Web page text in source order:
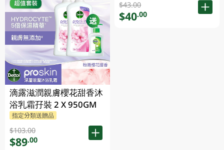
滴露滋潤親膚櫻花甜香沐
浴乳霜孖裝 2 X 950GM
指定分類送贈品
$103.00
$89.00
$43.00
$40.00